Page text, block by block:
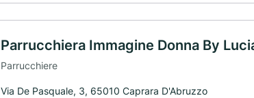
Parrucchiera Immagine Donna By
Parrucchiere
Via De Pasquale, 3, 65010 Caprara D'Abruzzo